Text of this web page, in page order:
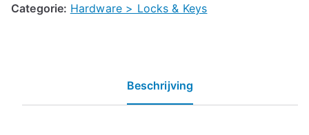
Categorie: Hardware > Locks & Keys
Beschrijving